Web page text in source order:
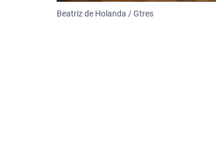
Beatriz de Holanda / Gtres